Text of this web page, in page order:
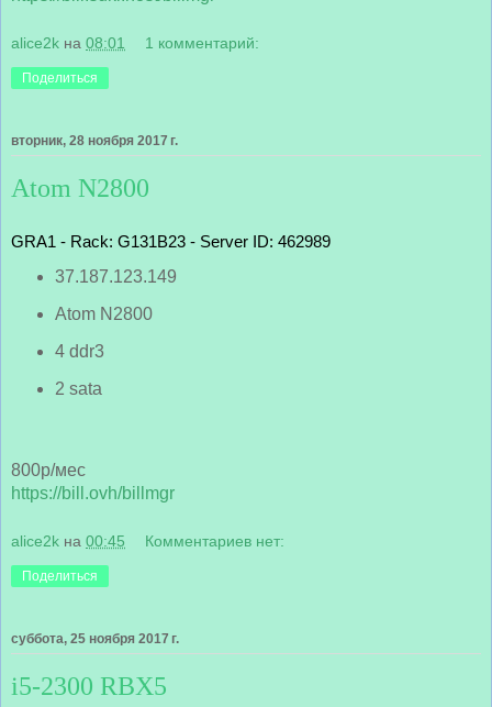
alice2k на 08:01 1 комментарий:
Поделиться
вторник, 28 ноября 2017 г.
Atom N2800
GRA1 - Rack: G131B23 - Server ID: 462989
37.187.123.149
Atom N2800
4 ddr3
2 sata
800р/мес
https://bill.ovh/billmgr
alice2k на 00:45 Комментариев нет:
Поделиться
суббота, 25 ноября 2017 г.
i5-2300 RBX5